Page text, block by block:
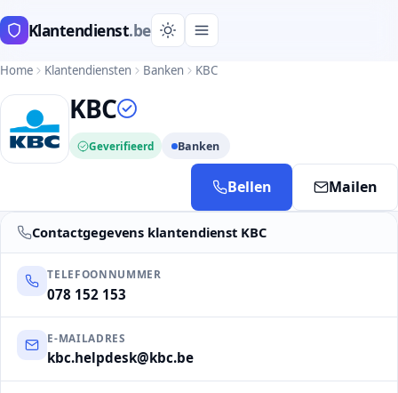
Klantendienst.be
Home Klantendiensten Banken KBC
KBC
Geverifieerd Banken
Bellen Mailen
Contactgegevens klantendienst KBC
TELEFOONNUMMER
078 152 153
E-MAILADRES
kbc.helpdesk@kbc.be